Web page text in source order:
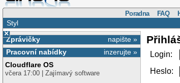
Poradna FAQ
Styl
×
napište »
Zprávičky
inzerujte »
Pracovní nabídky
Cloudflare OS
včera 17:00 | Zajímavý software
Login:
Heslo: